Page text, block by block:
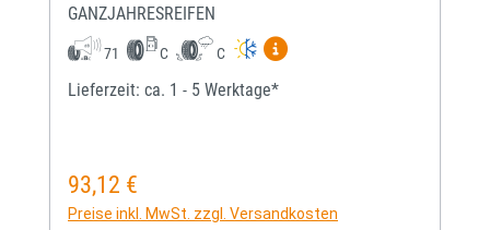
GANZJAHRESREIFEN
71 C C
Mehr Informationen zum
Lieferzeit: ca. 1 - 5 Werktage*
Regulärer Preis:
93,12 €
Preise inkl. MwSt. zzgl. Versandkosten